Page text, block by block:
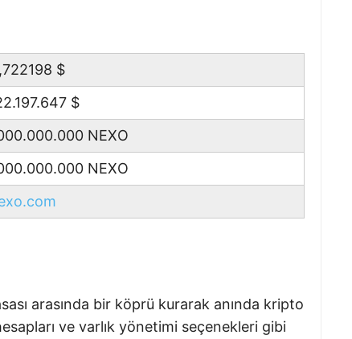
$
$
NEXO
NEXO
arasında bir köprü kurarak anında kripto
ve varlık yönetimi seçenekleri gibi